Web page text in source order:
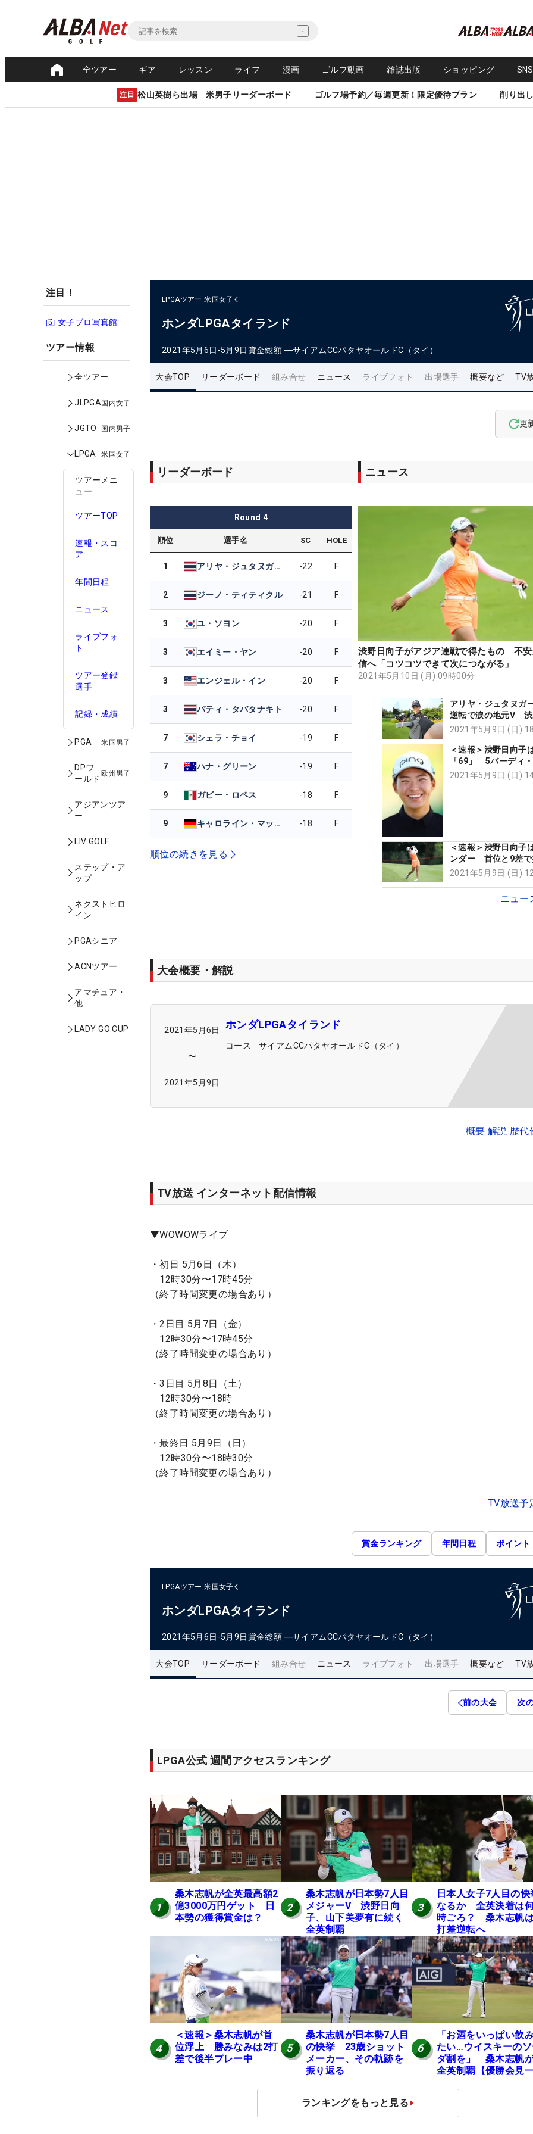
全ツアー ギア レッスン ライフ 漫画 ゴルフ動画 雑誌出版 ショッピング
注目 松山英樹ら出場 米男子リーダーボード ゴルフ場予約／毎週更新！限定優待プラン 削り出
注目！
女子プロ写真館
ツアー情報
全ツアー
JLPGA国内女子
JGTO 国内男子
LPGA 米国女子
ツアーメニ
ュー
ツアーTOP
速報・スコ
ア
年間日程
ニュース
ライブフォ
ト
ツアー登録
選手
記録・成績
PGA 米国男子
DPワ
ールド
欧州男子
アジアンツア
ー
LIV GOLF
ステップ・ア
ップ
ネクストヒロ
イン
PGAシニア
ACNツアー
アマチュア・
他
LADY GO CUP
LPGAツアー 米国女子
ホンダLPGAタイランド
2021年5月6日-5月9日賞金総額 ―サイアムCCパタヤオールドC（タイ）
大会TOP リーダーボード 組み合せ ニュース ライブフォト 出場選手 概要など TV
更
リーダーボード
Round 4
順位 選手名 SC HOLE
1 アリヤ・ジュタヌガーン -22 F
2 ジーノ・ティティクル -21 F
3 ユ・ソヨン -20 F
3 エイミー・ヤン -20 F
3 エンジェル・イン -20 F
3 パティ・タバタナキト -20 F
7 シェラ・チョイ -19 F
7 ハナ・グリーン -19 F
9 ガビー・ロペス -18 F
9 キャロライン・マッソン -18 F
順位の続きを見る
ニュース
渋野日向子がアジア連戦で得たもの 不
信へ「コツコツできて次につながる」
2021年5月10日 (月) 09時00分
アリヤ・ジュタヌガ
逆転で涙の地元V 渋
子は34位T
2021年5月9日 (日)
＜速報＞渋野日向子
「69」 5バーディ
でホールアウト
2021年5月9日 (日)
＜速報＞渋野日向子
ンダー 首位と9差で
2021年5月9日 (日)
ニュー
大会概要・解説
2021年5月6日
〜
2021年5月9日
ホンダLPGAタイランド
コース サイアムCCパタヤオールドC（タイ）
概要 解説 歴代
TV放送 インターネット配信情報
▼WOWOWライブ
・初日 5月6日（木）
12時30分〜17時45分
（終了時間変更の場合あり）
・2日目 5月7日（金）
12時30分〜17時45分
（終了時間変更の場合あり）
・3日目 5月8日（土）
12時30分〜18時
（終了時間変更の場合あり）
・最終日 5月9日（日）
12時30分〜18時30分
（終了時間変更の場合あり）
TV放送予
賞金ランキング 年間日程 ポイント
LPGAツアー 米国女子
ホンダLPGAタイランド
2021年5月6日-5月9日賞金総額 ―サイアムCCパタヤオールドC（タイ）
大会TOP リーダーボード 組み合せ ニュース ライブフォト 出場選手 概要など TV
前の大会 次
LPGA公式 週間アクセスランキング
1
桑木志帆が全英最高額2
億3000万円ゲット 日
本勢の獲得賞金は？
2
桑木志帆が日本勢7人目
メジャーV 渋野日向
子、山下美夢有に続く
全英制覇
3
日本人女子7人目の快
なるか 全英決着は
時ごろ？ 桑木志帆
打差逆転へ
4
＜速報＞桑木志帆が首
位浮上 勝みなみは2打
差で後半プレー中
5
桑木志帆が日本勢7人目
の快挙 23歳ショット
メーカー、その軌跡を
振り返る
6
「お酒をいっぱい飲
たい…ウイスキーの
ダ割を」 桑木志帆
全英制覇【優勝会見
ランキングをもっと見る